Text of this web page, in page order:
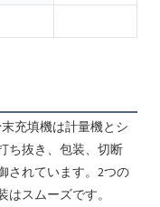
充填機は計量機とシ
ち抜き、包装、切断
されています。2つの
スムーズです。